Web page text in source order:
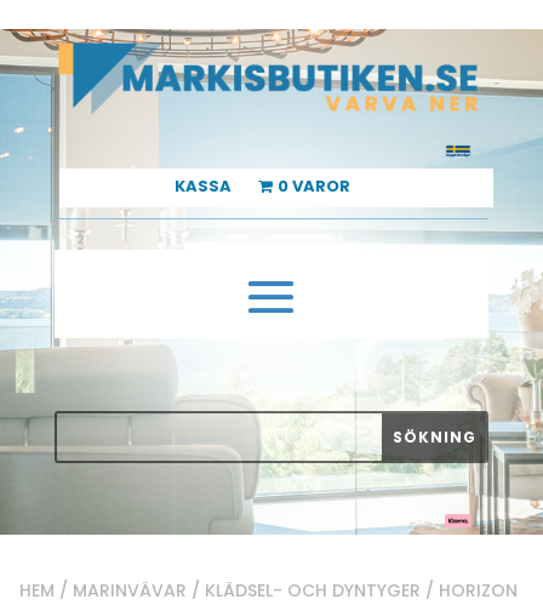
KASSA 0 VAROR
HEM / MARINVÄVAR / KLÄDSEL- OCH DYNTYGER / HORIZON